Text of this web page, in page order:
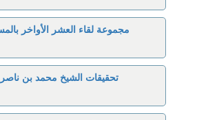
مجموعة لقاء العشر الأواخر
تحقيقات الشيخ محمد بن